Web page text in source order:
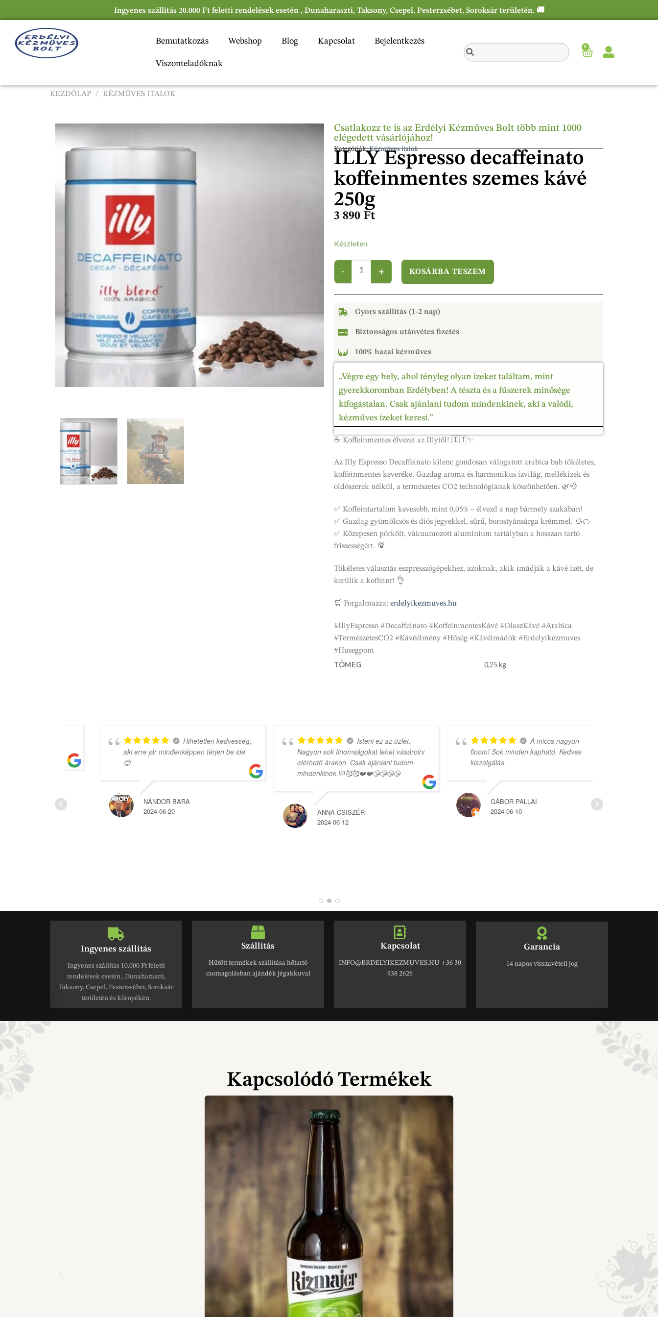
Ingyenes szállítás 20.000 Ft feletti rendelések esetén , Dunaharaszti, Taksony, Csepel, Pesterzsébet, Soroksár területén. 🚚
Bemutatkozás Webshop Blog Kapcsolat Bejelentkezés
Viszonteladóknak
0
KEZDŐLAP / KÉZMŰVES ITALOK
Csatlakozz te is az Erdélyi Kézműves Bolt több mint 1000
elégedett vásárlójához!
Kategóriák:Kézműves italok
ILLY Espresso decaffeinato
koffeinmentes szemes kávé
250g
3 890 Ft
Készleten
KOSÁRBA TESZEM
Gyors szállítás (1-2 nap)
Biztonságos utánvétes fizetés
100% hazai kézműves
„Végre egy hely, ahol tényleg olyan ízeket találtam, mint
gyerekkoromban Erdélyben! A tészta és a fűszerek minősége
kifogástalan. Csak ajánlani tudom mindenkinek, aki a valódi,
kézműves ízeket keresi.”
☕ Koffeinmentes élvezet az Illytől! 🇮🇹✨
Az Illy Espresso Decaffeinato kilenc gondosan válogatott arabica bab tökéletes,
koffeinmentes keveréke. Gazdag aroma és harmonikus ízvilág, mellékízek és
oldószerek nélkül, a természetes CO2 technológiának köszönhetően. 🌿💨
✅ Koffeintartalom kevesebb, mint 0,05% – élvezd a nap bármely szakában!
✅ Gazdag gyümölcsös és diós jegyekkel, sűrű, borostyánsárga krémmel. 🌰🍊
✅ Közepesen pörkölt, vákuumozott alumínium tartályban a hosszan tartó
frissességért. 💯
Tökéletes választás eszpresszógépekhez, azoknak, akik imádják a kávé ízét, de
kerülik a koffeint! 👌
🛒 Forgalmazza: erdelyikezmuves.hu
#IllyEspresso #Decaffeinato #KoffeinmentesKávé #OlaszKávé #Arabica
#TermészetesCO2 #Kávéélmény #Hűség #Kávéimádók #Erdelyikezmuves
#Husegpont
TÖMEG 0,25 kg
Hihetetlen kedvesség,
aki erre jár mindenképpen térjen be ide
NÁNDOR BARA
2024-06-20
Isteni ez az üzlet.
Nagyon sok finomságokat lehet vásárolni
elérhető árakon. Csak ajánlani tudom
mindenkinek.‼️‼️🥰🥰❤️❤️😘😘😘😘
ANNA CSISZÉR
2024-06-12
A miccs nagyon
finom! Sok minden kapható. Kedves
kiszolgálás.
GÁBOR PALLAI
2024-06-10
Ingyenes szállítás
rendelések esetén , Dunaharaszti,
Taksony, Csepel, Pesterzsébet, Soroksár
területén és környékén.
Szállítás
csomagolásban ajándék jégakkuval
Kapcsolat
938 2626
Garancia
Kapcsolódó Termékek